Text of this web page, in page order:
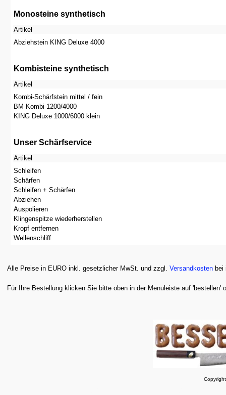
Monosteine synthetisch
Artikel
Abziehstein KING Deluxe 4000
Kombisteine synthetisch
Artikel
Kombi-Schärfstein mittel / fein
BM Kombi 1200/4000
KING Deluxe 1000/6000 klein
Unser Schärfservice
Artikel
Schleifen
Schärfen
Schleifen + Schärfen
Abziehen
Auspolieren
Klingenspitze wiederherstellen
Kropf entfernen
Wellenschliff
Alle Preise in EURO inkl. gesetzlicher MwSt. und zzgl. Versandkosten bei
Für Ihre Bestellung klicken Sie bitte oben in der Menuleiste auf 'bestellen'